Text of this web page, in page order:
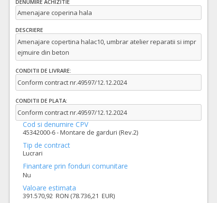
DENUMIRE ACHIZITIE
Amenajare coperina hala
DESCRIERE
Amenajare copertina halac10, umbrar atelier reparatii si impr
ejmuire din beton
CONDITII DE LIVRARE:
Conform contract nr.49597/12.12.2024
CONDITII DE PLATA:
Conform contract nr.49597/12.12.2024
Cod si denumire CPV
45342000-6 - Montare de garduri (Rev.2)
Tip de contract
Lucrari
Finantare prin fonduri comunitare
Nu
Valoare estimata
391.570,92 RON (78.736,21 EUR)